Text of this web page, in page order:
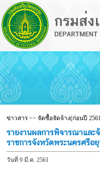
ข่าวสาร >> จัดซื้อจัดจ้าง(ก่อนปี
รายงานผลการพิจารณาและ
ราชการจังหวัดพระนครศรี
วันที่ 9 มี.ค. 2561